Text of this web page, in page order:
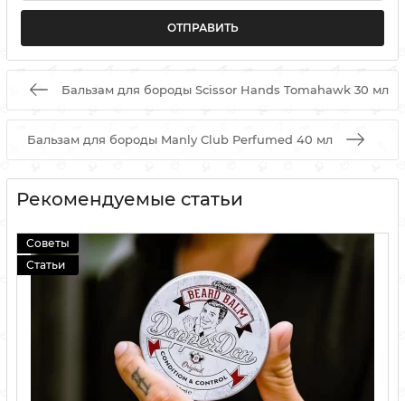
Бальзам для бороды Scissor Hands Tomahawk 30 мл
Бальзам для бороды Manly Club Perfumed 40 мл
Рекомендуемые статьи
Советы
Статьи